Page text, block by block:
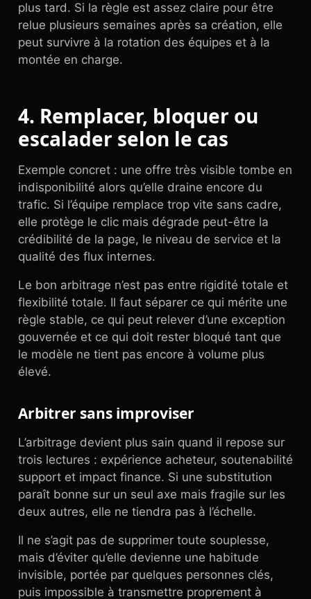
plus tard. Si la règle est assez claire pour être
relue plusieurs semaines après sa création, elle
peut survivre à la rotation des équipes et à la
montée en charge.
4. Remplacer, bloquer ou
escalader selon le cas
Exemple concret : une offre très visible tombe en
indisponibilité alors qu’elle draine encore du
trafic. Si l’équipe remplace trop vite sans cadre,
elle protège le clic mais dégrade peut-être la
crédibilité de la page, le niveau de service et la
qualité des flux internes.
Le bon arbitrage n’est pas entre rigidité totale et
flexibilité totale. Il faut séparer ce qui mérite une
règle stable, ce qui peut relever d’une exception
gouvernée et ce qui doit rester bloqué tant que
le modèle ne tient pas encore à volume plus
élevé.
Arbitrer sans improviser
L’arbitrage devient plus sain quand il repose sur
trois lectures : expérience acheteur, soutenabilité
support et impact finance. Si une substitution
paraît bonne sur un seul axe mais fragile sur les
deux autres, elle ne tiendra pas à l’échelle.
Il ne s’agit pas de supprimer toute souplesse,
mais d’éviter qu’elle devienne une habitude
invisible, portée par quelques personnes clés,
puis impossible à transmettre proprement à